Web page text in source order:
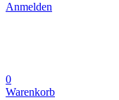
Anmelden
0
Warenkorb